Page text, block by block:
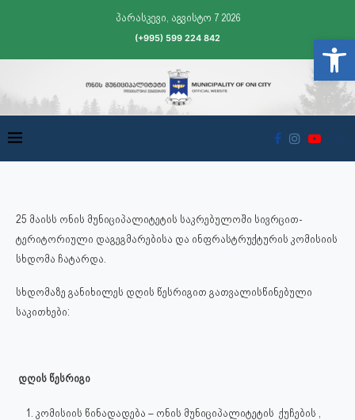
პარასკევი, აგვისტო 7 2026
(+995) 599 224 842
25 მაისს ონის მუნიციპალიტეტის საკრებულოში სივრცით-
ტერიტორიული დაგეგმარებისა და ინფრასტრუქტურის კომისიის
სხდომა ჩატარდა.
სხდომაზე განიხილეს დღის წესრიგით გათვალისწინებული
საკითხები:
დღის წესრიგი
კომისიის წინადადება – ონის მუნიციპალიტეტის ქუჩების ,